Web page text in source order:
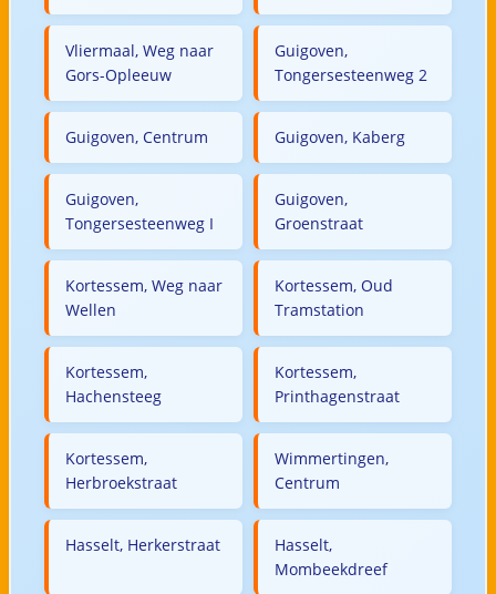
Vliermaal, Weg naar
Gors-Opleeuw
Guigoven,
Tongersesteenweg 2
Guigoven, Centrum Guigoven, Kaberg
Guigoven,
Tongersesteenweg I
Guigoven,
Groenstraat
Kortessem, Weg naar
Wellen
Kortessem, Oud
Tramstation
Kortessem,
Hachensteeg
Kortessem,
Printhagenstraat
Kortessem,
Herbroekstraat
Wimmertingen,
Centrum
Hasselt, Herkerstraat
Hasselt,
Mombeekdreef